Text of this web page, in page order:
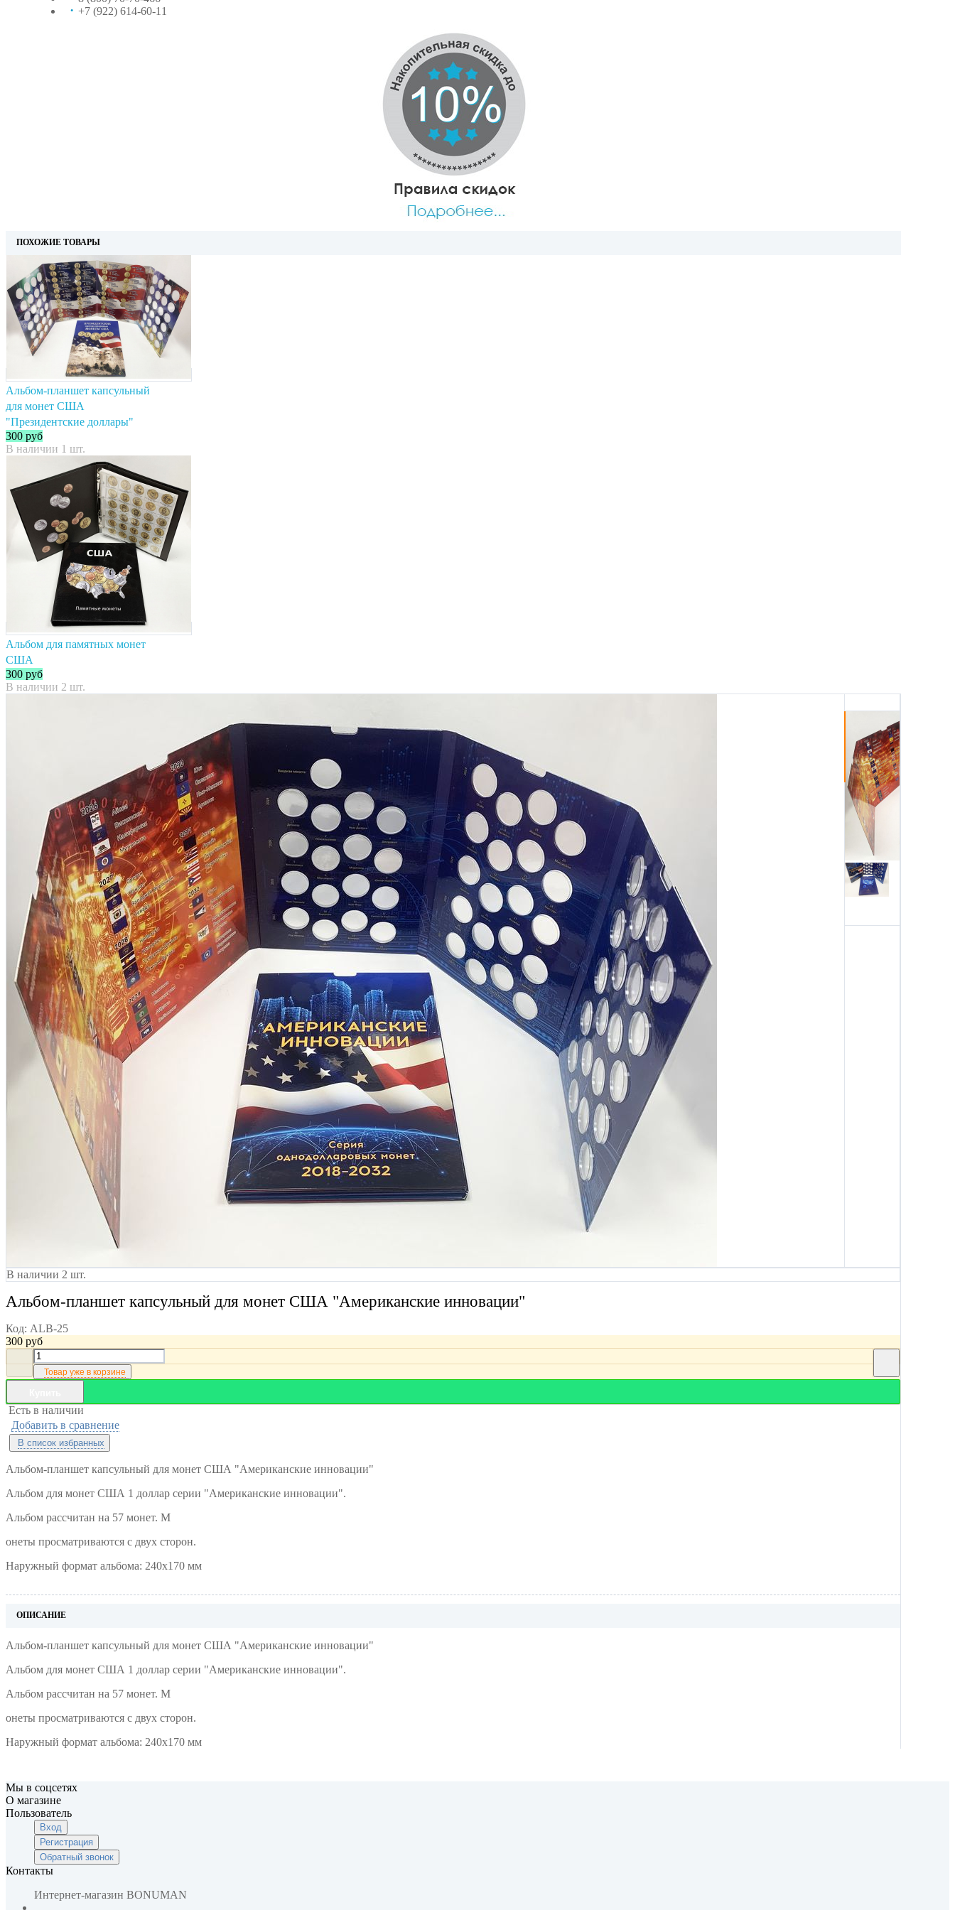
+7 (922) 614-60-11
ПОХОЖИЕ ТОВАРЫ
Альбом-планшет капсульный
для монет США
"Президентские доллары"
300 руб
В наличии 1 шт.
Альбом для памятных монет
США
300 руб
В наличии 2 шт.
В наличии 2 шт.
Альбом-планшет капсульный для монет США "Американские инновации"
Код: ALB-25
300 руб
Товар уже в корзине
Есть в наличии
Добавить в сравнение
В список избранных
Альбом-планшет капсульный для монет США "Американские инновации"
Альбом для монет США 1 доллар серии "Американские инновации".
Альбом рассчитан на 57 монет. М
онеты просматриваются с двух сторон.
Наружный формат альбома: 240х170 мм
ОПИСАНИЕ
Альбом-планшет капсульный для монет США "Американские инновации"
Альбом для монет США 1 доллар серии "Американские инновации".
Альбом рассчитан на 57 монет. М
онеты просматриваются с двух сторон.
Наружный формат альбома: 240х170 мм
Мы в соцсетях
О магазине
Пользователь
Вход
Регистрация
Обратный звонок
Контакты
Интернет-магазин BONUMAN